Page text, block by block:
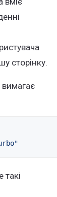
сторінку.
"
такі